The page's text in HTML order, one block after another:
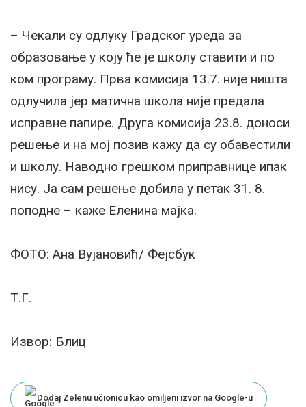
– Чекали су одлуку Градског уреда за
образовање у коју ће је школу ставити и по
ком програму. Прва комисија 13.7. није ништа
одлучила јер матична школа није предала
исправне папире. Друга комисија 23.8. доноси
решење и на мој позив кажу да су обавестили
и школу. Наводно грешком приправнице ипак
нису. Ја сам решење добила у петак 31. 8.
поподне – каже Еленина мајка.
ФОТО: Ана Вујановић/ Фејсбук
Т.Г.
Извор: Блиц
Dodaj Zelenu učionicu kao omiljeni izvor na Google-u